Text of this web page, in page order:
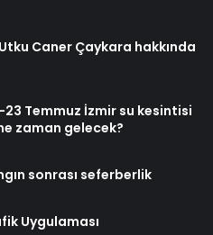
Caner Çaykara hakkında
Temmuz İzmir su kesintisi
zaman gelecek?
sonrası seferberlik
Uygulaması